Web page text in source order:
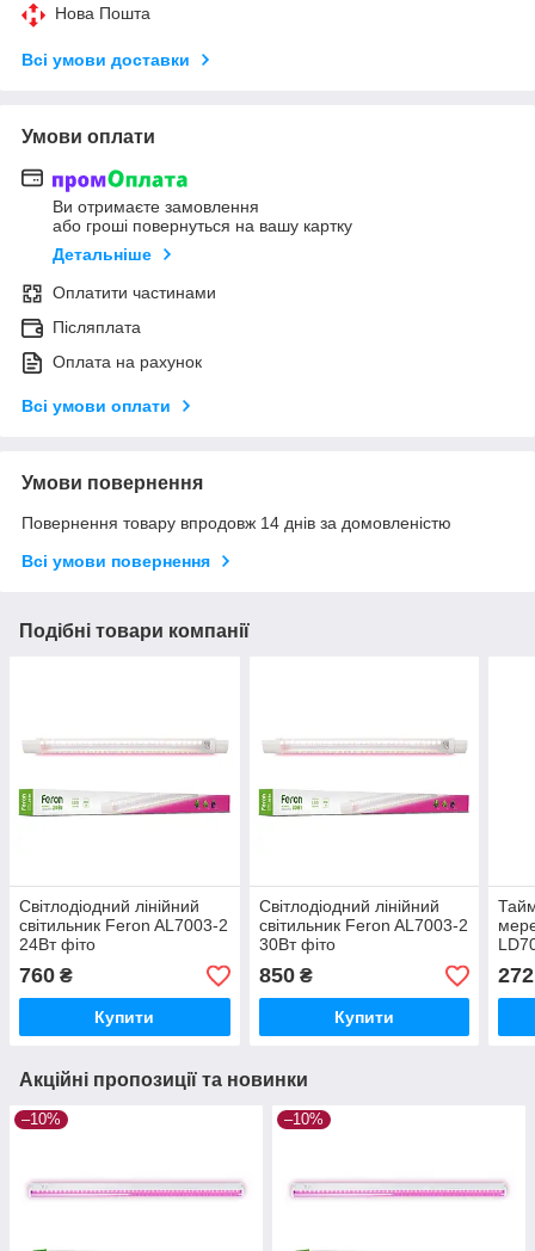
Нова Пошта
Всі умови доставки
Умови оплати
Ви отримаєте замовлення
або гроші повернуться на вашу картку
Детальніше
Оплатити частинами
Післяплата
Оплата на рахунок
Всі умови оплати
Умови повернення
Повернення товару впродовж 14 днів за домовленістю
Всі умови повернення
Подібні товари компанії
Світлодіодний лінійний
світильник Feron AL7003-2
24Вт фіто
760 ₴
Купити
Світлодіодний лінійний
світильник Feron AL7003-2
30Вт фіто
850₴
Купити
272
Акційні пропозиції та новинки
–10% –10%